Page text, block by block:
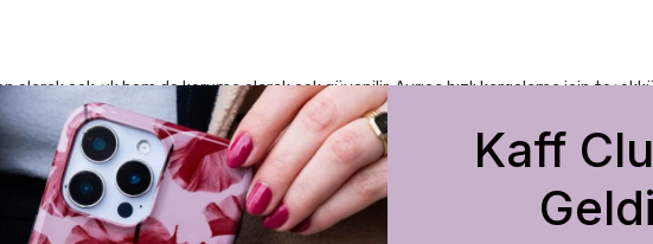
olarak çok şık hem de koruma olarak çok güvenilir. Ayrıca hızlı kargolama için
Kaff